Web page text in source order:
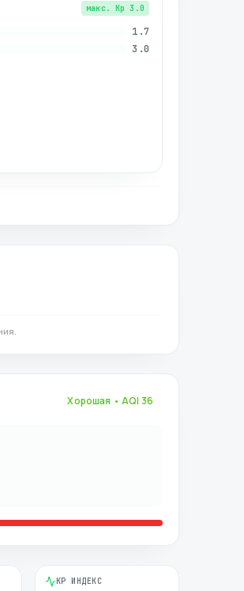
макс. Kp 3.0
1.7
3.0
Хорошая • AQI 36
KP ИНДЕКС